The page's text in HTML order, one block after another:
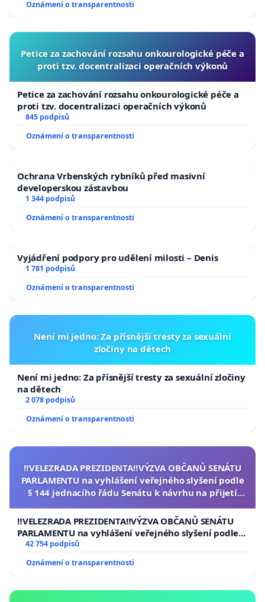
Oznámení o transparentnosti
Petice za zachování rozsahu onkourologické péče a
proti tzv. docentralizaci operačních výkonů
Petice za zachování rozsahu onkourologické péče a
proti tzv. docentralizaci operačních výkonů
845 podpisů
Oznámení o transparentnosti
Ochrana Vrbenských rybníků před masivní
developerskou zástavbou
1 344 podpisů
Oznámení o transparentnosti
Vyjádření podpory pro udělení milosti – Denis
1 781 podpisů
Oznámení o transparentnosti
Není mi jedno: Za přísnější tresty za sexuální
zločiny na dětech
Není mi jedno: Za přísnější tresty za sexuální zločiny
na dětech
2 078 podpisů
Oznámení o transparentnosti
‼️VELEZRADA PREZIDENTA‼️VÝZVA OBČANŮ SENÁTU
PARLAMENTU na vyhlášení veřejného slyšení podle
§ 144 jednacího řádu Senátu k návrhu na přijetí
republiky
‼️VELEZRADA PREZIDENTA‼️VÝZVA OBČANŮ SENÁTU
PARLAMENTU na vyhlášení veřejného slyšení podle §
144 jednacího řádu Senátu k návrhu na přijetí
republiky
42 754 podpisů
Oznámení o transparentnosti